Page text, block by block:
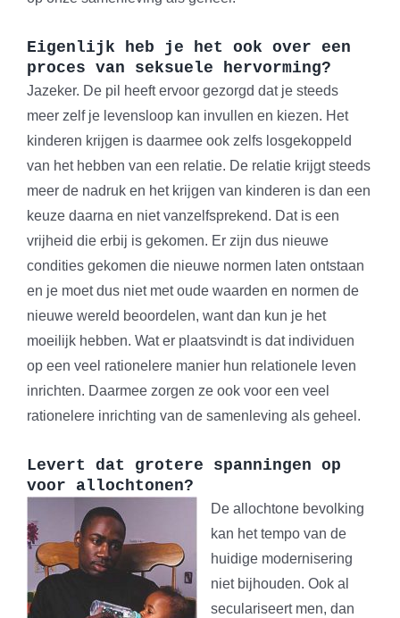
Eigenlijk heb je het ook over een
proces van seksuele hervorming?
Jazeker. De pil heeft ervoor gezorgd dat je steeds
meer zelf je levensloop kan invullen en kiezen. Het
kinderen krijgen is daarmee ook zelfs losgekoppeld
van het hebben van een relatie. De relatie krijgt steeds
meer de nadruk en het krijgen van kinderen is dan een
keuze daarna en niet vanzelfsprekend. Dat is een
vrijheid die erbij is gekomen. Er zijn dus nieuwe
condities gekomen die nieuwe normen laten ontstaan
en je moet dus niet met oude waarden en normen de
nieuwe wereld beoordelen, want dan kun je het
moeilijk hebben. Wat er plaatsvindt is dat individuen
op een veel rationelere manier hun relationele leven
inrichten. Daarmee zorgen ze ook voor een veel
rationelere inrichting van de samenleving als geheel.
Levert dat grotere spanningen op
voor allochtonen?
De allochtone bevolking
kan het tempo van de
huidige modernisering
niet bijhouden. Ook al
seculariseert men, dan